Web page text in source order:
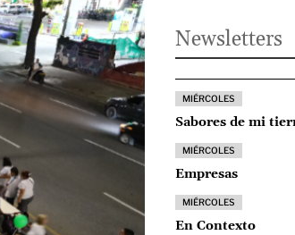
Newsletters
MIÉRCOLES
Sabores de mi
MIÉRCOLES
Empresas
MIÉRCOLES
En Contexto